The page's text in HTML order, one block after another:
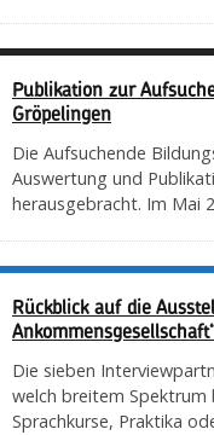
Publikation zur
Gröpelingen
Die Aufsuchende
Auswertung und
herausgebracht. Im Mai
Rückblick auf die
Die sieben
welch breitem
Sprachkurse, Praktika